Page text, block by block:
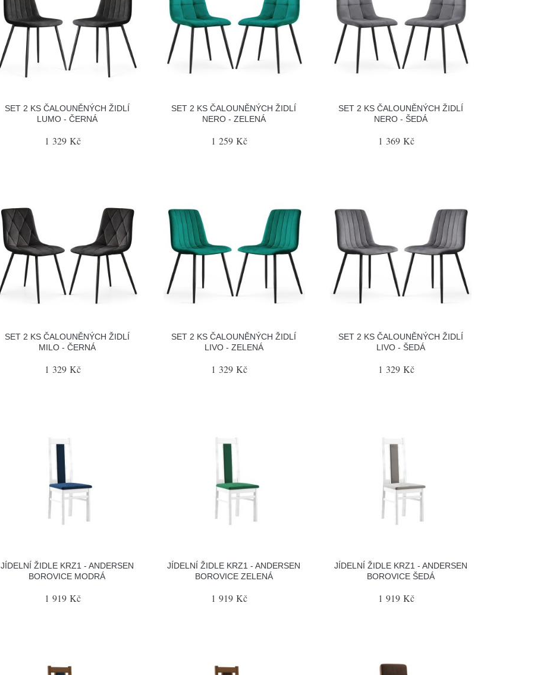
SET 2 KS ČALOUNĚNÝCH ŽIDLÍ
LUMO - ČERNÁ
1 329 Kč
SET 2 KS ČALOUNĚNÝCH ŽIDLÍ
NERO - ZELENÁ
1 259 Kč
SET 2 KS ČALOUNĚNÝCH ŽIDLÍ
NERO - ŠEDÁ
1 369 Kč
SET 2 KS ČALOUNĚNÝCH ŽIDLÍ
MILO - ČERNÁ
1 329 Kč
SET 2 KS ČALOUNĚNÝCH ŽIDLÍ
LIVO - ZELENÁ
1 329 Kč
SET 2 KS ČALOUNĚNÝCH ŽIDLÍ
LIVO - ŠEDÁ
1 329 Kč
JÍDELNÍ ŽIDLE KRZ1 - ANDERSEN
BOROVICE MODRÁ
1 919 Kč
JÍDELNÍ ŽIDLE KRZ1 - ANDERSEN
BOROVICE ZELENÁ
1 919 Kč
JÍDELNÍ ŽIDLE KRZ1 - ANDERSEN
BOROVICE ŠEDÁ
1 919 Kč